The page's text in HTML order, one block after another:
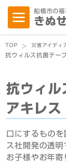
船橋市の
きぬ
TOP > 災害アイディ
抗ウィルス抗菌テー
抗ウィル
アキレス
口にするもの
ス社開発の透明
お子様やお年寄